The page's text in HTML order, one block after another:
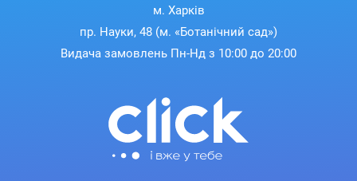
м. Харків
пр. Науки, 48 (м. «Ботанічний сад»)
Видача замовлень Пн-Нд з 10:00 до 20:00